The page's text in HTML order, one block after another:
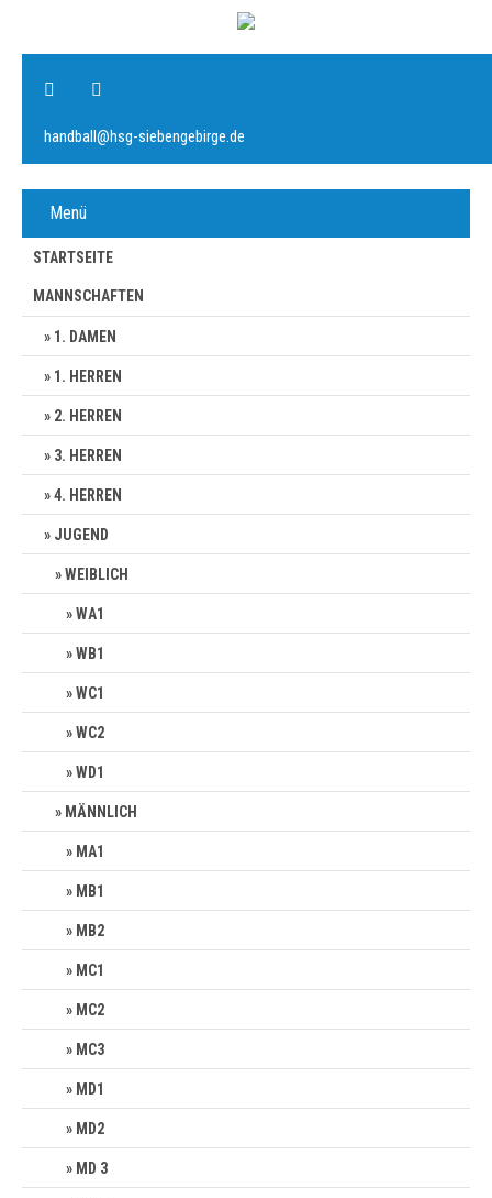
handball@hsg-siebengebirge.de
Menü
STARTSEITE
MANNSCHAFTEN
1. DAMEN
1. HERREN
2. HERREN
3. HERREN
4. HERREN
JUGEND
WEIBLICH
WA1
WB1
WC1
WC2
WD1
MÄNNLICH
MA1
MB1
MB2
MC1
MC2
MC3
MD1
MD2
MD 3